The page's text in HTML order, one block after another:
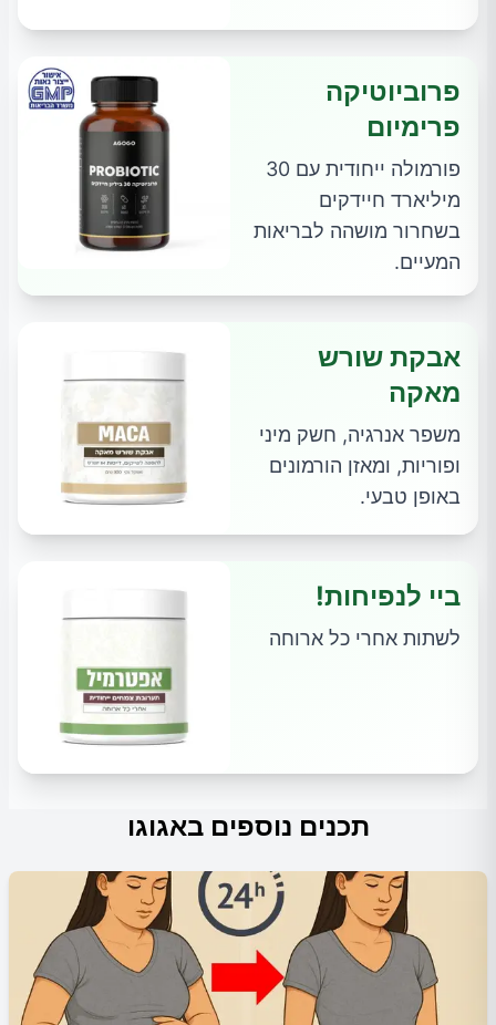
פרוביוטיקה
פרימיום
פורמולה ייחודית עם 30
מיליארד חיידקים
בשחרור מושהה לבריאות
המעיים.
אבקת שורש
מאקה
משפר אנרגיה, חשק מיני
ופוריות, ומאזן הורמונים
באופן טבעי.
ביי לנפיחות!
לשתות אחרי כל ארוחה
תכנים נוספים באגוגו